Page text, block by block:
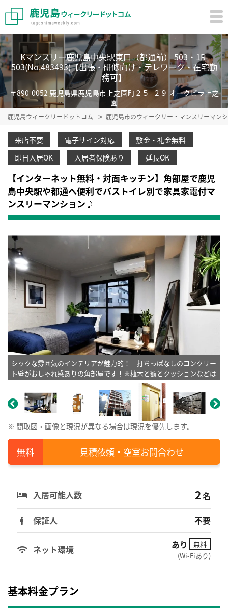
Kマンスリー鹿児島中央駅東口（都通前） 503・1R-
503(No.483493)【出張・研修向け・テレワーク・在宅勤
務可】
〒890-0052 鹿児島県鹿児島市上之園町２５−２９ オークビラ上之
園
鹿児島ウィークリードットコム 鹿児島市のウィークリー・マンスリーマン
来店不要 電子サイン対応
敷金・礼金無料
即日入居OK
入居者保険あり 延長OK
【インターネット無料・対面キッチン】角部屋で鹿児
島中央駅や都通へ便利でバストイレ別で家具家電付マ
ンスリーマンション♪
シックな雰囲気のインテリアが魅力的！ 打ちっぱなしのコンクリー
ト壁がおしゃれ感ありの角部屋です！※植木と額とクッションなどは
写真用です。
※ 間取図・画像と現況が異なる場合は現況を優先します。
見積依頼・空室お問合わせ
入居可能人数 2名
保証人
不要
ネット環境 あり
無料
(Wi-Fiあり)
基本料金プラン